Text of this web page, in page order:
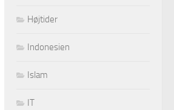
Højtider
Indonesien
Islam
IT